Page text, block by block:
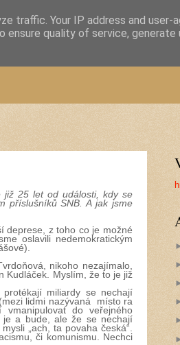
již 25 let od události, kdy se
příslušníků SNB. A jak jsme
deprese, z toho co je možné
oslavili nedemokratickým
nikoho nezajímalo,
Kudláček. Myslím, že to je již
miliardy se nechají
lidmi nazývaná místo ra
do veřejného
je a bude, ale že se nechají
„ach, ta povaha česká“.
či komunismu. Nechci
traffic. Your IP address and user-
ensure quality of service, generate